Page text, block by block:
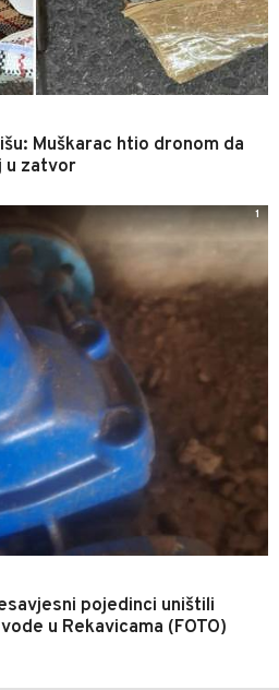
Muškarac htio dronom da
u zatvor
pojedinci uništili
u Rekavicama (FOTO)
1